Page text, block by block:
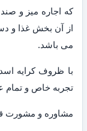
که اجاره میز و
از آن بخش غذا و
می باشد.
با ظروف کرایه
تجربه خاص و تمام
مشاوره و مشورت